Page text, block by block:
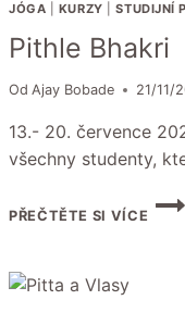
JÓGA KURZY |STUDIJNÍ
Pithle Bhakri
Od Ajay Bobade 21/11/
13.- 20. července
všechny studenty,
PŘEČTĚTE SI VÍCE